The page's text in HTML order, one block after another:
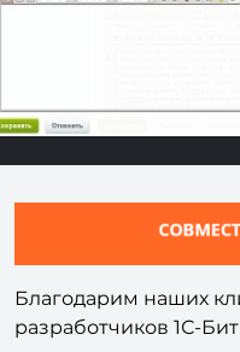
Благодарим наших
разработчиков 1С-